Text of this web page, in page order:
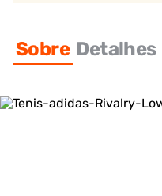
Sobre Detalhes